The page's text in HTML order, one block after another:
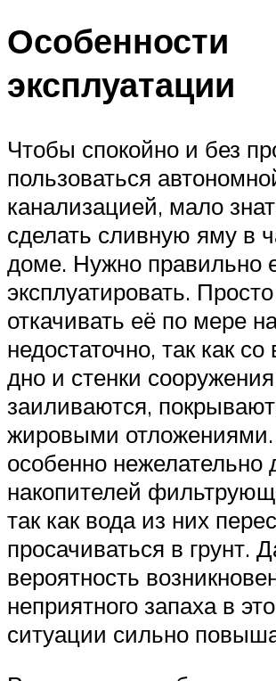
Особенности
эксплуатации
Чтобы спокойно и без
пользоваться
канализацией, мало
сделать сливную яму в
доме. Нужно правильно
эксплуатировать. Просто
откачивать её по мере
недостаточно, так как
дно и стенки сооружения
заиливаются,
жировыми
особенно нежелательно
накопителей
так как вода из них
просачиваться в грунт.
вероятность
неприятного запаха в
ситуации сильно